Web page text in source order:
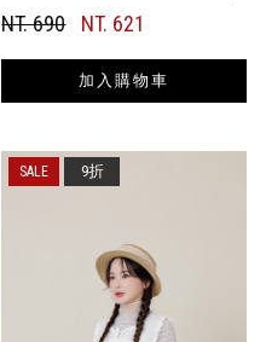
NT. 690 NT. 621
加入購物車
9折